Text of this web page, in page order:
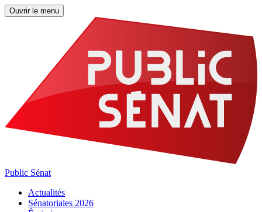
Ouvrir le menu
Public Sénat
Actualités
Sénatoriales 2026